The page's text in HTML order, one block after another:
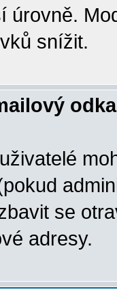
úrovně.
snížit.
se
adresy.